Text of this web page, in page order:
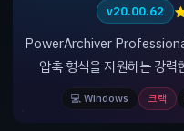
v20.00.62
PowerArchiver
압축 형식을 지원하는 강력
💻 Windows 크랙